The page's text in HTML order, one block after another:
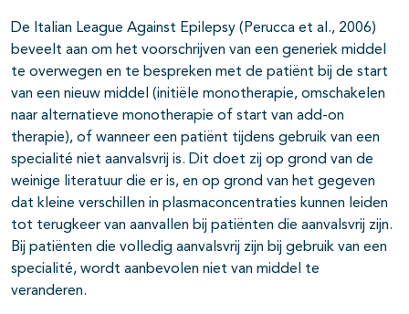
De Italian League Against Epilepsy (Perucca et al., 2006)
beveelt aan om het voorschrijven van een generiek middel
te overwegen en te bespreken met de patiënt bij de start
van een nieuw middel (initiële monotherapie, omschakelen
naar alternatieve monotherapie of start van add-on
therapie), of wanneer een patiënt tijdens gebruik van een
specialité niet aanvalsvrij is. Dit doet zij op grond van de
weinige literatuur die er is, en op grond van het gegeven
dat kleine verschillen in plasmaconcentraties kunnen leiden
tot terugkeer van aanvallen bij patiënten die aanvalsvrij zijn.
Bij patiënten die volledig aanvalsvrij zijn bij gebruik van een
specialité, wordt aanbevolen niet van middel te
veranderen.